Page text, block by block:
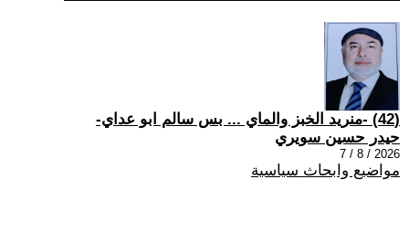
(42) -منريد الخبز والماي ... بس سالم ابو عداي-
حيدر حسين سويري
2026 / 8 / 7
مواضيع وابحاث سياسية